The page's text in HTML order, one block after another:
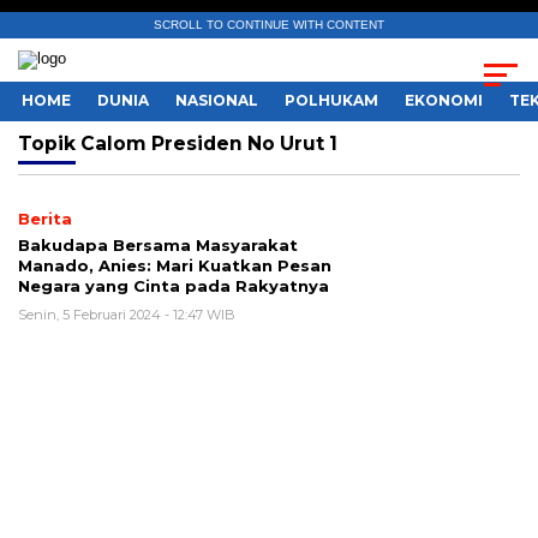
SCROLL TO CONTINUE WITH CONTENT
HOME DUNIA NASIONAL POLHUKAM EKONOMI
Topik Calom Presiden No Urut 1
Berita
Bakudapa Bersama Masyarakat
Manado, Anies: Mari Kuatkan Pesan
Negara yang Cinta pada Rakyatnya
Senin, 5 Februari 2024 - 12:47 WIB